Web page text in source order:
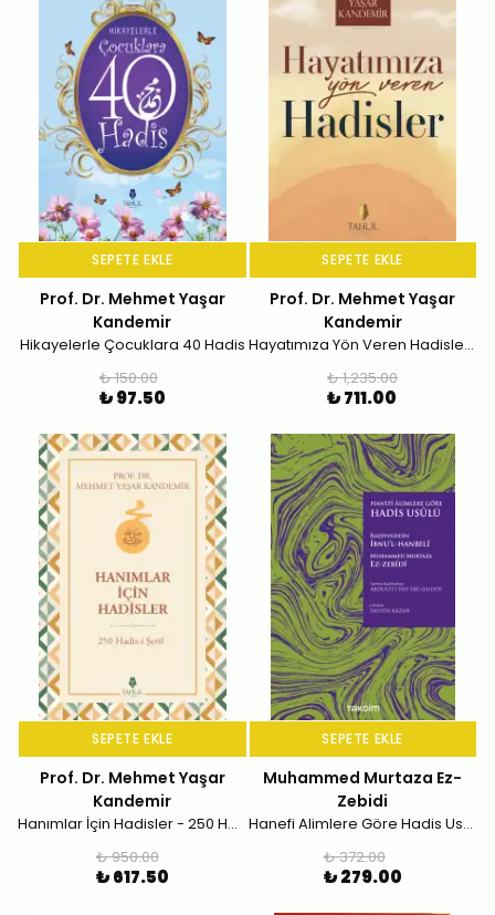
SEPETE EKLE
Prof. Dr. Mehmet Yaşar
Kandemir
Hikayelerle Çocuklara 40 Hadis
₺ 150.00
₺ 97.50
SEPETE EKLE
Prof. Dr. Mehmet Yaşar
Kandemir
Hayatımıza Yön Veren Hadisler (Ciltli)
₺ 1,235.00
₺ 711.00
SEPETE EKLE
Prof. Dr. Mehmet Yaşar
Kandemir
Hanımlar İçin Hadisler - 250 Hadis-i Şerif
₺ 950.00
₺ 617.50
SEPETE EKLE
Muhammed Murtaza Ez-
Zebidi
Hanefi Alimlere Göre Hadis Usulü
₺ 372.00
₺ 279.00